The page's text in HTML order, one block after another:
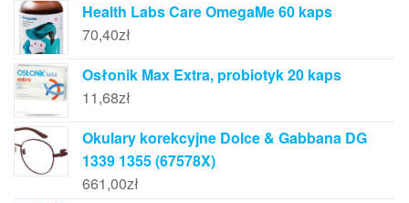
Health Labs Care OmegaMe 60 kaps
70,40zł
Osłonik Max Extra, probiotyk 20 kaps
11,68zł
Okulary korekcyjne Dolce & Gabbana DG
1339 1355 (67578X)
661,00zł